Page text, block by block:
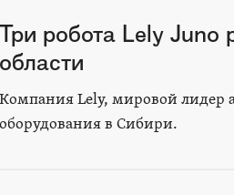
Три робота Lely Juno
области
Компания Lely, мировой лидер
оборудования в Сибири.